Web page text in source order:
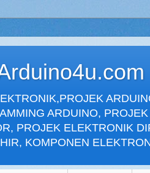
ARDUINO,
PROJEK ELEKTRONIK
KOMPONEN